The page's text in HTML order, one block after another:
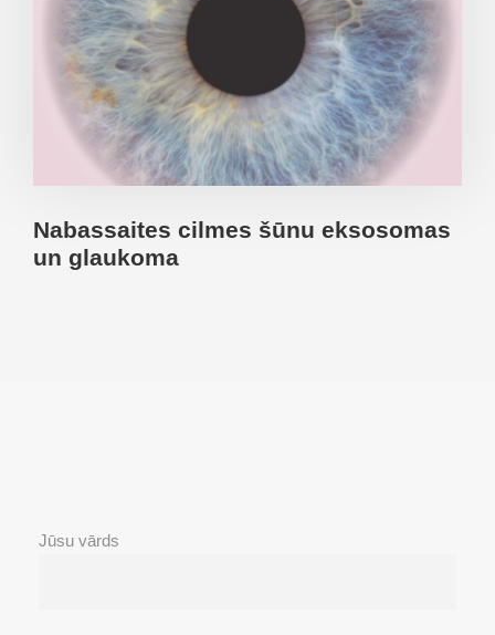
Nabassaites cilmes šūnu eksosomas
un glaukoma
Jūsu vārds